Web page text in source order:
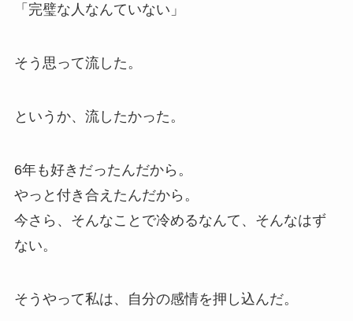
「完璧な人なんていない」
そう思って流した。
というか、流したかった。
6年も好きだったんだから。
やっと付き合えたんだから。
今さら、そんなことで冷めるなんて、そんなはず
ない。
そうやって私は、自分の感情を押し込んだ。